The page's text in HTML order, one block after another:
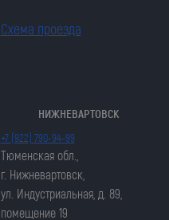
Схема проезда
НИЖНЕВАРТОВСК
+7 (922) 790-94-99
Тюменская обл.,
г. Нижневартовск,
ул. Индустриальная, д. 89,
помещение 19